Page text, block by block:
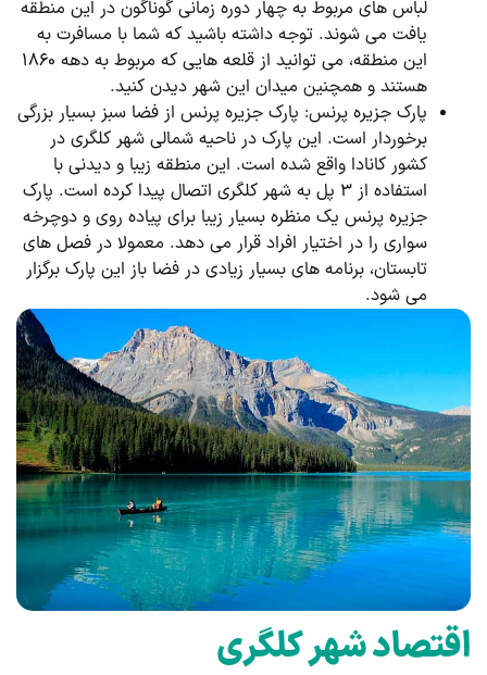
لباس های مربوط به چهار دوره زمانی گوناگون در این منطقه
یافت می ‌شوند. توجه داشته باشید که شما با مسافرت به
این منطقه، می توانید از قلعه هایی که مربوط به دهه ۱۸۶۰
هستند و همچنین میدان این شهر دیدن کنید.
پارک جزیره پرنس: پارک جزیره پرنس از فضا سبز بسیار بزرگی
برخوردار است. این پارک در ناحیه شمالی شهر کلگری در
کشور کانادا واقع شده است. این منطقه زیبا و دیدنی با
استفاده از ۳ پل به شهر کلگری اتصال پیدا کرده است. پارک
جزیره پرنس یک منظره بسیار زیبا برای پیاده ‌روی و دوچرخه‌
سواری را در اختیار افراد قرار می‌ دهد. معمولا در فصل ‌های
تابستان، برنامه‌ های بسیار زیادی در فضا باز این پارک برگزار
می شود.
اقتصاد شهر کلگری